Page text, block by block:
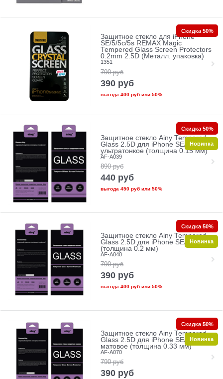
Защитное стекло для iPhone
SE/5/5c/5s REMAX Magic
Tempered Glass Screen Protectors
0.2mm 2.5D (Металл. упаковка)
1351
790 руб
390 руб
выгода 400 рубили 50%
Скидка 50%
Защитное стекло Ainy Tempered
Glass 2.5D для iPhone SE/5/5c/5s
ультратонкое (толщина 0.15 мм)
AF-A039
890 руб
440 руб
выгода 450 рубили 50%
Скидка 50%
Новинка
Защитное стекло Ainy Tempered
Glass 2.5D для iPhone SE/5/5c/5s
(толщина 0.2 мм)
AF-A040
790 руб
390 руб
выгода 400 рубили 50%
Скидка 50%
Новинка
Защитное стекло Ainy Tempered
Glass 2.5D для iPhone SE/5/5c/5s
матовое (толщина 0.33 мм)
AF-A070
790 руб
390 руб
Скидка 50%
Новинка